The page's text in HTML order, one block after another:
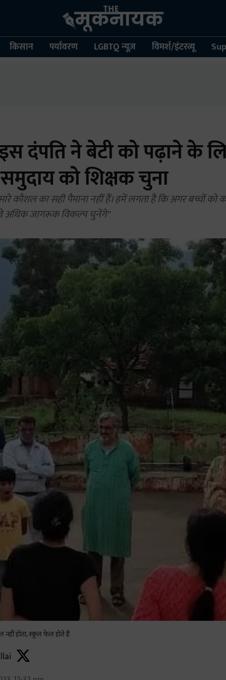
किसान पर्यावरण LGBTQ न्यूज़ विमर्श/इंटरव्यू
दंपति ने बेटी को पढ़ाने के
को शिक्षक चुना
हमारे कौशल का सही पैमाना नहीं हैं। हमें लगता है कि अगर बच्चों
वे अधिक जागरूक विकल्प चुनेंगे"
नहीं होता, स्कूल फेल होते हैं